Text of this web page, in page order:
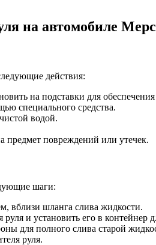
на автомобиле
действия:
на подставки для обеспечения
специального средства.
водой.
предмет повреждений или утечек.
шаги:
вблизи шланга слива жидкости.
и установить его в контейнер
для полного слива старой
руля.